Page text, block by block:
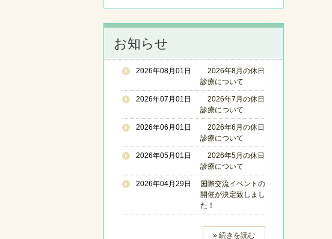
お知らせ
2026年08月01日
2026年8月の休日
診療について
2026年07月01日
2026年7月の休日
診療について
2026年06月01日
2026年6月の休日
診療について
2026年05月01日
2026年5月の休日
診療について
2026年04月29日
国際交流イベントの
開催が決定致しまし
た！
» 続きを読む